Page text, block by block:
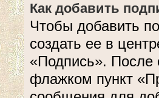
Как добавить
Чтобы добавить
создать ее в
«Подпись». После
флажком пункт